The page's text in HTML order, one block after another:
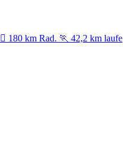
180 km Rad. 🏃 42,2 km laufe